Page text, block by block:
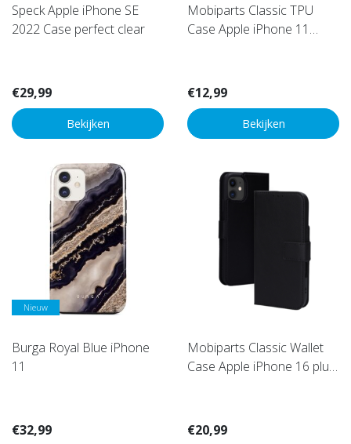
Speck Apple iPhone SE
2022 Case perfect clear
€29,99
Bekijken
Mobiparts Classic TPU
Case Apple iPhone 11
€12,99
Bekijken
Nieuw
Burga Royal Blue iPhone
11
€32,99
Mobiparts Classic Wallet
Case Apple iPhone 16 plus
€20,99